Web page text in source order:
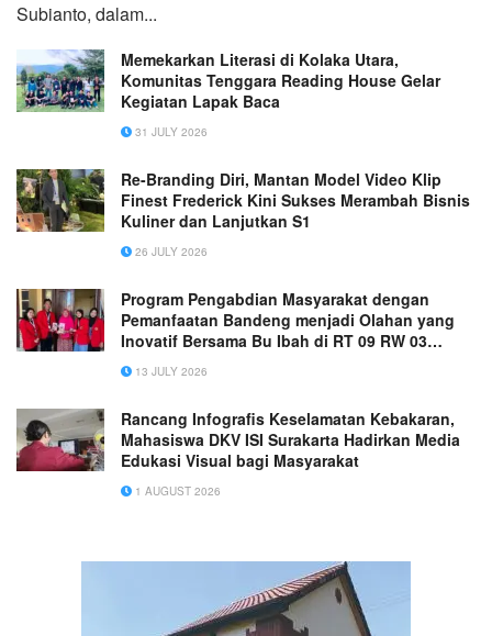
Subianto, dalam...
Memekarkan Literasi di Kolaka Utara,
Komunitas Tenggara Reading House Gelar
Kegiatan Lapak Baca
31 JULY 2026
Re-Branding Diri, Mantan Model Video Klip
Finest Frederick Kini Sukses Merambah Bisnis
Kuliner dan Lanjutkan S1
26 JULY 2026
Program Pengabdian Masyarakat dengan
Pemanfaatan Bandeng menjadi Olahan yang
Inovatif Bersama Bu Ibah di RT 09 RW 03
Bedanten
13 JULY 2026
Rancang Infografis Keselamatan Kebakaran,
Mahasiswa DKV ISI Surakarta Hadirkan Media
Edukasi Visual bagi Masyarakat
1 AUGUST 2026